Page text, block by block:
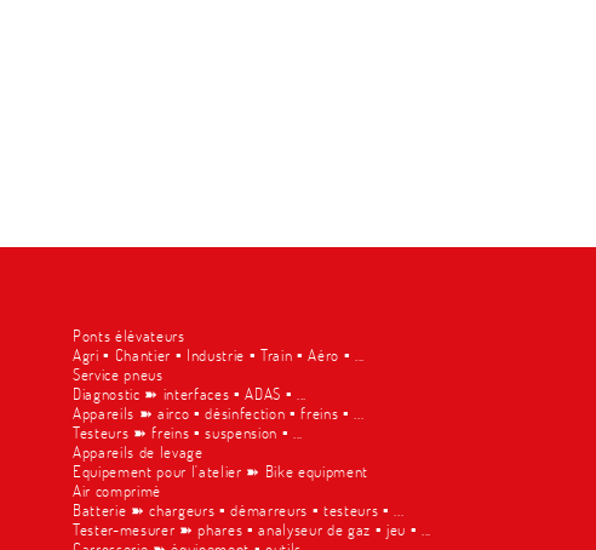
Ponts élévateurs
Agri ▪︎ Chantier ▪︎ Industrie ▪︎ Train ▪︎ Aéro ▪︎ ...
Service pneus
Diagnostic ➽ interfaces ▪︎ ADAS ▪︎ ...
Appareils ➽ airco ▪︎ désinfection ▪︎ freins ▪︎ ...
Testeurs ➽ freins ▪︎ suspension ▪︎ ...
Appareils de levage
Equipement pour l'atelier ➽ Bike equipment
Air comprimè
Batterie ➽ chargeurs ▪︎ démarreurs ▪︎ testeurs ▪︎ ...
Tester-mesurer ➽ phares ▪︎ analyseur de gaz ▪︎ jeu ▪︎ ...